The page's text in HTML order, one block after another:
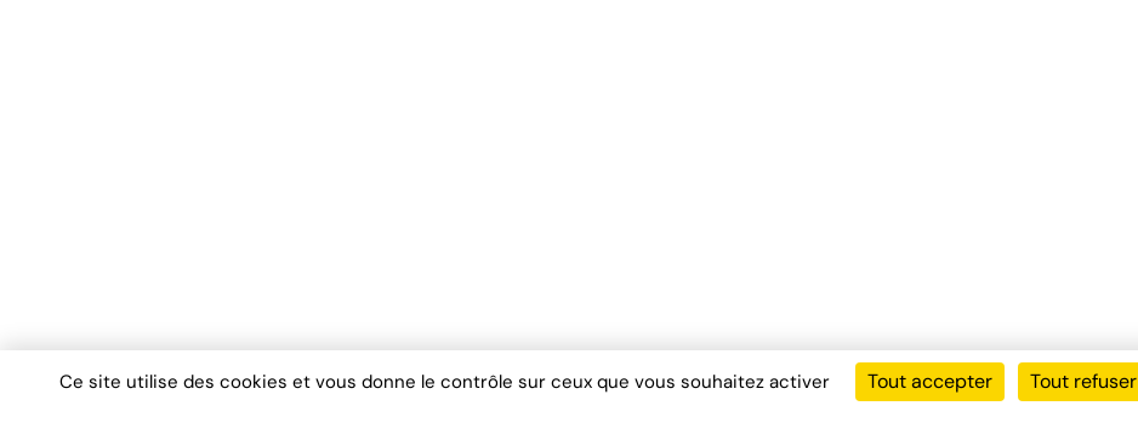
Ce site utilise des cookies et vous donne le contrôle sur ceux que vous souhaitez activer Tout accepter Tout refuser